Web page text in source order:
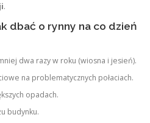
.
dbać o rynny na co dzień
dwa razy w roku (wiosna i jesień).
na problematycznych połaciach.
opadach.
budynku.